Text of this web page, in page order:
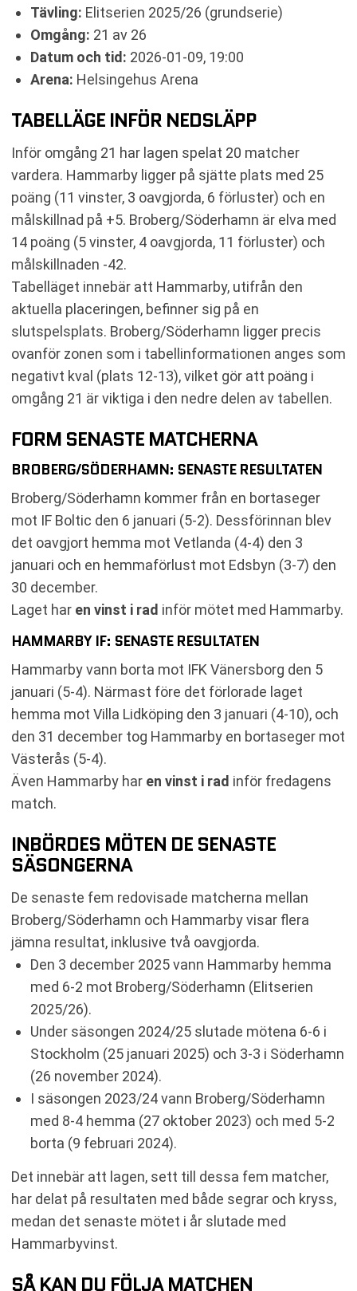
Tävling: Elitserien 2025/26 (grundserie)
Omgång: 21 av 26
Datum och tid: 2026-01-09, 19:00
Arena: Helsingehus Arena
TABELLÄGE INFÖR NEDSLÄPP
Inför omgång 21 har lagen spelat 20 matcher
vardera. Hammarby ligger på sjätte plats med 25
poäng (11 vinster, 3 oavgjorda, 6 förluster) och en
målskillnad på +5. Broberg/Söderhamn är elva med
14 poäng (5 vinster, 4 oavgjorda, 11 förluster) och
målskillnaden -42.
Tabelläget innebär att Hammarby, utifrån den
aktuella placeringen, befinner sig på en
slutspelsplats. Broberg/Söderhamn ligger precis
ovanför zonen som i tabellinformationen anges som
negativt kval (plats 12-13), vilket gör att poäng i
omgång 21 är viktiga i den nedre delen av tabellen.
FORM SENASTE MATCHERNA
BROBERG/SÖDERHAMN: SENASTE RESULTATEN
Broberg/Söderhamn kommer från en bortaseger
mot IF Boltic den 6 januari (5-2). Dessförinnan blev
det oavgjort hemma mot Vetlanda (4-4) den 3
januari och en hemmaförlust mot Edsbyn (3-7) den
30 december.
Laget har en vinst i rad inför mötet med Hammarby.
HAMMARBY IF: SENASTE RESULTATEN
Hammarby vann borta mot IFK Vänersborg den 5
januari (5-4). Närmast före det förlorade laget
hemma mot Villa Lidköping den 3 januari (4-10), och
den 31 december tog Hammarby en bortaseger mot
Västerås (5-4).
Även Hammarby har en vinst i rad inför fredagens
match.
INBÖRDES MÖTEN DE SENASTE
SÄSONGERNA
De senaste fem redovisade matcherna mellan
Broberg/Söderhamn och Hammarby visar flera
jämna resultat, inklusive två oavgjorda.
Den 3 december 2025 vann Hammarby hemma
med 6-2 mot Broberg/Söderhamn (Elitserien
2025/26).
Under säsongen 2024/25 slutade mötena 6-6 i
Stockholm (25 januari 2025) och 3-3 i Söderhamn
(26 november 2024).
I säsongen 2023/24 vann Broberg/Söderhamn
med 8-4 hemma (27 oktober 2023) och med 5-2
borta (9 februari 2024).
Det innebär att lagen, sett till dessa fem matcher,
har delat på resultaten med både segrar och kryss,
medan det senaste mötet i år slutade med
Hammarbyvinst.
SÅ KAN DU FÖLJA MATCHEN